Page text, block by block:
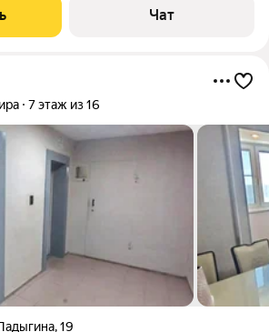
местом (район Вторая речка)
+ Востребованный район +
Чат
7 этаж из 16
,19